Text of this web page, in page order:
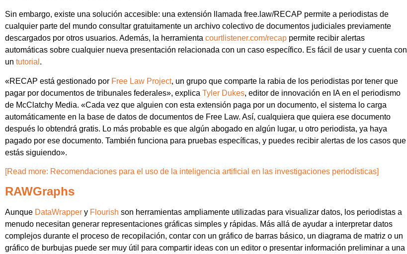
Sin embargo, existe una solución accesible: una extensión llamada free.law/RECAP permite a periodistas de
cualquier parte del mundo consultar gratuitamente un archivo colectivo de documentos judiciales previamente
descargados por otros usuarios. Además, la herramienta courtlistener.com/recap permite recibir alertas
automáticas sobre cualquier nueva presentación relacionada con un caso específico. Es fácil de usar y cuenta con
un tutorial .
«RECAP está gestionado por Free Law Project, un grupo que comparte la rabia de los periodistas por tener que
pagar por documentos de tribunales federales», explica Tyler Dukes, editor de innovación en IA en el periodismo
de McClatchy Media. «Cada vez que alguien con esta extensión paga por un documento, el sistema lo carga
automáticamente en la base de datos de documentos de Free Law. Así, cualquiera que quiera ese documento
después lo obtendrá gratis. Lo más probable es que algún abogado en algún lugar, u otro periodista, ya haya
pagado por ese documento. También funciona para pruebas específicas, y puedes recibir alertas de los casos que
estás siguiendo».
[Read more: Recomendaciones para el uso de la inteligencia artificial en las investigaciones periodísticas]
RAWGraphs
Aunque DataWrapper y Flourish son herramientas ampliamente utilizadas para visualizar datos, los periodistas a
menudo necesitan generar representaciones gráficas simples y rápidas. Más allá de ayudar a interpretar datos
complejos durante el proceso de recopilación, contar con un gráfico de barras básico, un diagrama de matriz o un
gráfico de burbujas puede ser muy útil para compartir ideas con un editor o presentar información preliminar a una